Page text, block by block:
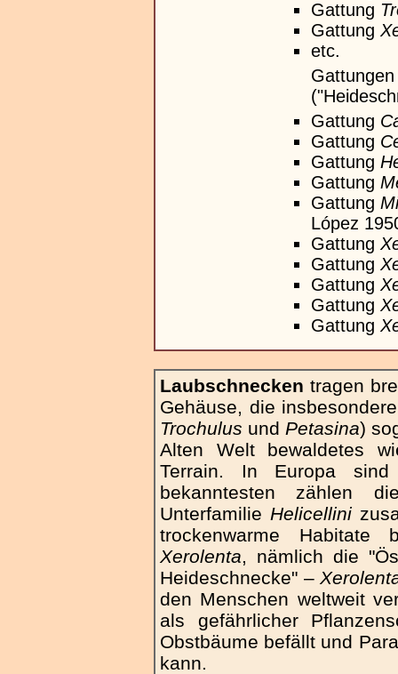
Gattung
Gattung
etc.
Gattung
Gattung
Gattung
Gattung
Gattung
López
Gattung
Gattung
Gattung
Gattung
Gattung
Laubschnecken tragen
Gehäuse, die
Trochulus und Petasina)
Alten Welt bewaldetes
Terrain. In Europa
bekanntesten zählen
Unterfamilie Helicellini
trockenwarme
Xerolenta, nämlich die
Heideschnecke" –
den Menschen weltweit
als gefährlicher
Obstbäume befällt und
kann.